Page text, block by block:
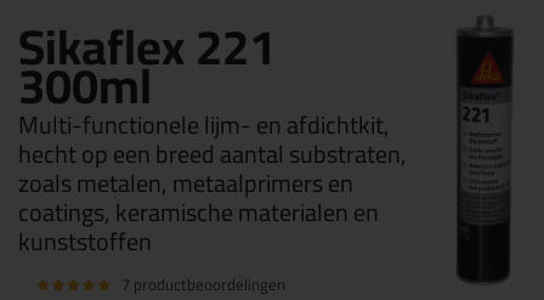
Sikaflex 221
300ml
Multi-functionele lijm- en afdichtkit,
hecht op een breed aantal substraten,
zoals metalen, metaalprimers en
coatings, keramische materialen en
kunststoffen
7 productbeoordelingen